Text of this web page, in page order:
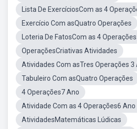
Lista De ExercíciosCom as 4
Exercício Com asQuatro Operações
Loteria De FatosCom as 4 Operações
OperaçõesCriativas Atividades
Atividades Com asTres Operações 3
Tabuleiro Com asQuatro Operações
4 Operações7 Ano
Atividade Com as 4 Operações6
AtividadesMatemáticas Lúdicas